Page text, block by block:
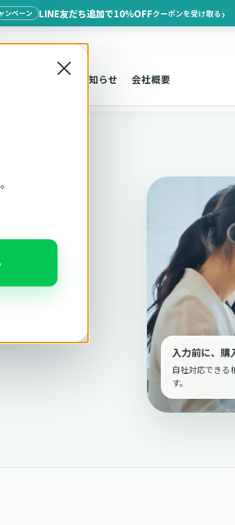
ンペーン LINE友だち追加で10%OFFクーポンを受け取る
×
サポート お知らせ 会社概要
ー
他社購
入力前に、購
自社対応できる
す。